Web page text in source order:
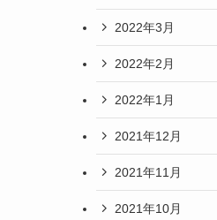
2022年3月
2022年2月
2022年1月
2021年12月
2021年11月
2021年10月